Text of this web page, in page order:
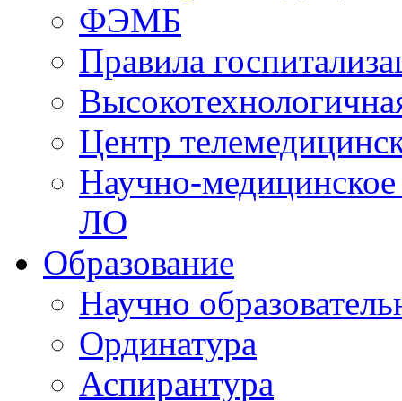
ФЭМБ
Правила
Центр
Научно-
ЛО
Образование
Научно
Ординатура
Аспирантура